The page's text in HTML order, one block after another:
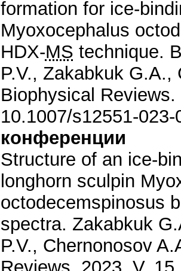
formation for ice-
Myoxocephalus
HDX-MS technique.
P.V., Zakabkuk G.A.,
Biophysical
10.1007/s12551-
конференции
Structure of an ice-
longhorn sculpin
octodecemspinosus
spectra. Zakabkuk
P.V., Chernonosov